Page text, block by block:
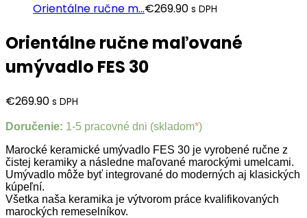
Orientálne ručne m...€269.90 s DPH
Orientálne ručne maľované
umývadlo FES 30
€269.90 s DPH
Doručenie: 1-5 pracovné dni (skladom*)
Marocké keramické umývadlo FES 30 je vyrobené ručne z
čistej keramiky a následne maľované marockými umelcami.
Umývadlo môže byť integrované do moderných aj klasických
kúpeľní.
Všetka naša keramika je výtvorom práce kvalifikovaných
marockých remeselníkov.